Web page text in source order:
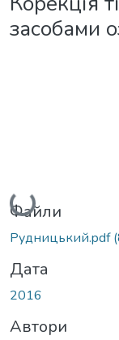
засобами
Вантажиться...
Файли
Рудницький.pdf
Дата
2016
Автори